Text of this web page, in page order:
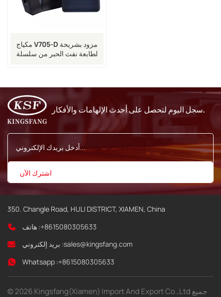
مكياج V705-D مزود بشريحة
لطابعة نفث الحبر من سلسلة
سجل اليوم لتحصل على أحدث الإلهامات والأفكار.
350. Changle Road, HULI DISTRICT, XIAMEN, China
هاتف :+8615080305633
بريد إلكتروني :sales@kingsfang.com
Whatsapp :+8615080305633
© 2026 Kingsfang(Xiamen) Import And Export Co.,Ltd جميع